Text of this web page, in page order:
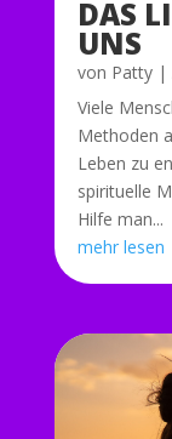
DAS
UNS
von Patty|
Viele
Methoden
Leben zu
spirituelle
Hilfe man...
mehr lesen